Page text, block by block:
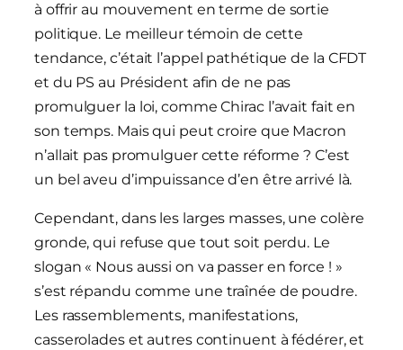
à offrir au mouvement en terme de sortie
politique. Le meilleur témoin de cette
tendance, c’était l’appel pathétique de la CFDT
et du PS au Président afin de ne pas
promulguer la loi, comme Chirac l’avait fait en
son temps. Mais qui peut croire que Macron
n’allait pas promulguer cette réforme ? C’est
un bel aveu d’impuissance d’en être arrivé là.
Cependant, dans les larges masses, une colère
gronde, qui refuse que tout soit perdu. Le
slogan « Nous aussi on va passer en force ! »
s’est répandu comme une traînée de poudre.
Les rassemblements, manifestations,
casserolades et autres continuent à fédérer, et